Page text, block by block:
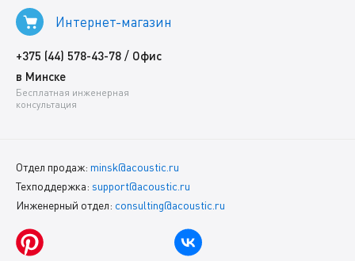
Интернет-магазин
+375 (44) 578-43-78 / Офис
в Минске
Бесплатная инженерная
консультация
Отдел продаж: minsk@acoustic.ru
Техподдержка: support@acoustic.ru
Инженерный отдел: consulting@acoustic.ru